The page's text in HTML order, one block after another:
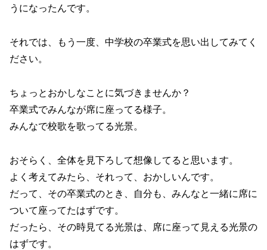
うになったんです。
それでは、もう一度、中学校の卒業式を思い出してみてく
ださい。
ちょっとおかしなことに気づきませんか？
卒業式でみんなが席に座ってる様子。
みんなで校歌を歌ってる光景。
おそらく、全体を見下ろして想像してると思います。
よく考えてみたら、それって、おかしいんです。
だって、その卒業式のとき、自分も、みんなと一緒に席に
ついて座ってたはずです。
だったら、その時見てる光景は、席に座って見える光景の
はずです。